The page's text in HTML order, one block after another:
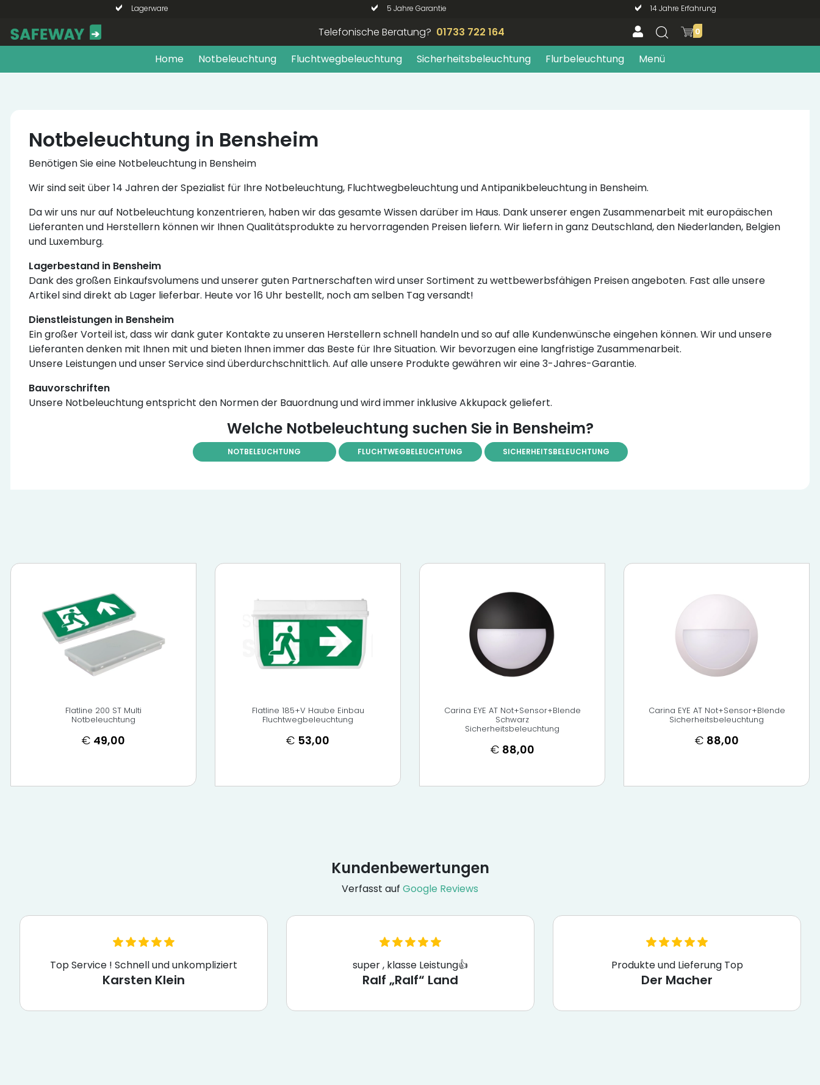
Lagerware 5 Jahre Garantie 14 Jahre Erfahrung
Telefonische Beratung? 01733 722 164 0
Home Notbeleuchtung Fluchtwegbeleuchtung Sicherheitsbeleuchtung Flurbeleuchtung Menü
Notbeleuchtung in Bensheim
Benötigen Sie eine Notbeleuchtung in Bensheim
Wir sind seit über 14 Jahren der Spezialist für Ihre Notbeleuchtung, Fluchtwegbeleuchtung und Antipanikbeleuchtung in Bensheim.
Da wir uns nur auf Notbeleuchtung konzentrieren, haben wir das gesamte Wissen darüber im Haus. Dank unserer engen Zusammenarbeit mit europäischen
Lieferanten und Herstellern können wir Ihnen Qualitätsprodukte zu hervorragenden Preisen liefern. Wir liefern in ganz Deutschland, den Niederlanden, Belgien
und Luxemburg.
Lagerbestand in Bensheim
Dank des großen Einkaufsvolumens und unserer guten Partnerschaften wird unser Sortiment zu wettbewerbsfähigen Preisen angeboten. Fast alle unsere
Artikel sind direkt ab Lager lieferbar. Heute vor 16 Uhr bestellt, noch am selben Tag versandt!
Dienstleistungen in Bensheim
Ein großer Vorteil ist, dass wir dank guter Kontakte zu unseren Herstellern schnell handeln und so auf alle Kundenwünsche eingehen können. Wir und unsere
Lieferanten denken mit Ihnen mit und bieten Ihnen immer das Beste für Ihre Situation. Wir bevorzugen eine langfristige Zusammenarbeit.
Unsere Leistungen und unser Service sind überdurchschnittlich. Auf alle unsere Produkte gewähren wir eine 3-Jahres-Garantie.
Bauvorschriften
Unsere Notbeleuchtung entspricht den Normen der Bauordnung und wird immer inklusive Akkupack geliefert.
Welche Notbeleuchtung suchen Sie in Bensheim?
NOTBELEUCHTUNG FLUCHTWEGBELEUCHTUNG SICHERHEITSBELEUCHTUNG
Flatline 200 ST Multi
Notbeleuchtung
€ 49,00
Flatline 185+V Haube Einbau
Fluchtwegbeleuchtung
€ 53,00
Carina EYE AT Not+Sensor+Blende
Schwarz
Sicherheitsbeleuchtung
€ 88,00
Carina EYE AT Not+Sensor+Blende
Sicherheitsbeleuchtung
€ 88,00
Kundenbewertungen
Verfasst auf Google Reviews
Top Service ! Schnell und unkompliziert
Karsten Klein
super , klasse Leistung👍
Ralf „Ralf“ Land
Produkte und Lieferung Top
Der Macher